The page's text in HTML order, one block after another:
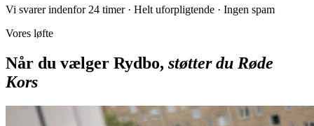
Vi svarer indenfor 24 timer · Helt uforpligtende · Ingen spam
Vores løfte
Når du vælger Rydbo, støtter du Røde
Kors